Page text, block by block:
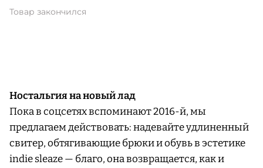
Товар закончился
Ностальгия на новый лад
Пока в соцсетях вспоминают 2016-й, мы
предлагаем действовать: надевайте удлиненный
свитер, обтягивающие брюки и обувь в эстетике
indie sleaze — благо, она возвращается, как и